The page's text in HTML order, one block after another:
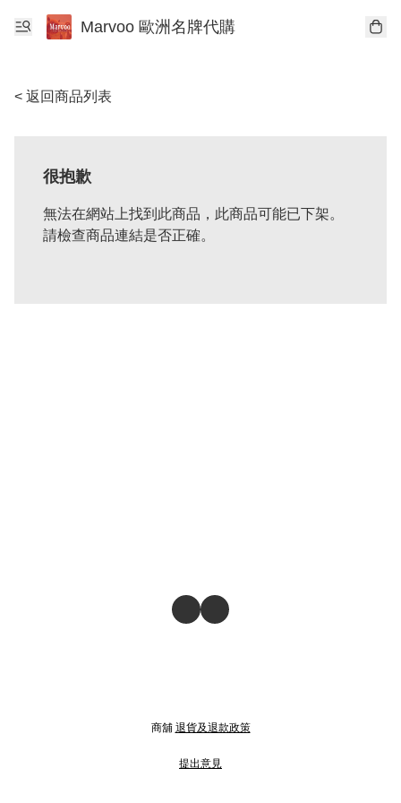
Marvoo 歐洲名牌代購
< 返回商品列表
很抱歉
無法在網站上找到此商品，此商品可能已下架。
請檢查商品連結是否正確。
商舖 退貨及退款政策
提出意見